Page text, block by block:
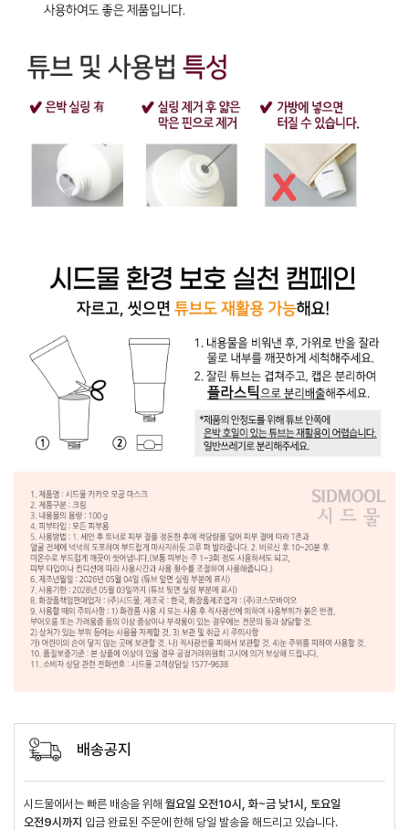
배송공지
시드물에서는 빠른 배송을 위해 월요일 오전10시, 화~금 낮1시, 토요일
오전9시까지 입금 완료된 주문에 한해 당일 발송을 해드리고 있습니다.